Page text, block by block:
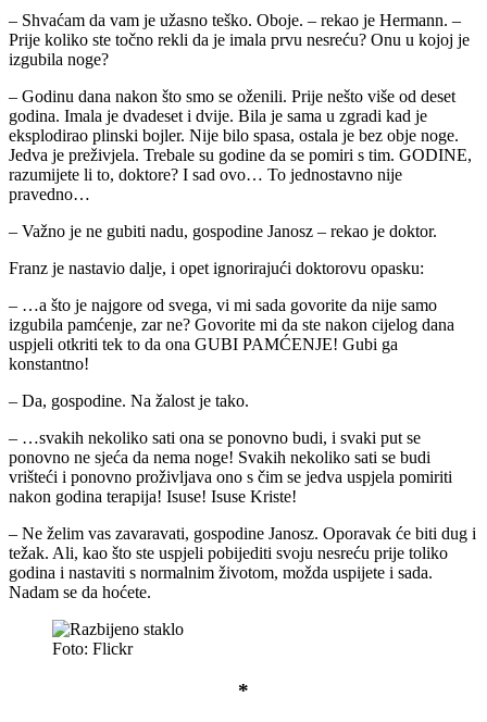
– Shvaćam da vam je užasno teško. Oboje. – rekao je Hermann. –
Prije koliko ste točno rekli da je imala prvu nesreću? Onu u kojoj je
izgubila noge?
– Godinu dana nakon što smo se oženili. Prije nešto više od deset
godina. Imala je dvadeset i dvije. Bila je sama u zgradi kad je
eksplodirao plinski bojler. Nije bilo spasa, ostala je bez obje noge.
Jedva je preživjela. Trebale su godine da se pomiri s tim. GODINE,
razumijete li to, doktore? I sad ovo… To jednostavno nije
pravedno…
– Važno je ne gubiti nadu, gospodine Janosz – rekao je doktor.
Franz je nastavio dalje, i opet ignorirajući doktorovu opasku:
– …a što je najgore od svega, vi mi sada govorite da nije samo
izgubila pamćenje, zar ne? Govorite mi da ste nakon cijelog dana
uspjeli otkriti tek to da ona GUBI PAMĆENJE! Gubi ga
konstantno!
– Da, gospodine. Na žalost je tako.
– …svakih nekoliko sati ona se ponovno budi, i svaki put se
ponovno ne sjeća da nema noge! Svakih nekoliko sati se budi
vrišteći i ponovno proživljava ono s čim se jedva uspjela pomiriti
nakon godina terapija! Isuse! Isuse Kriste!
– Ne želim vas zavaravati, gospodine Janosz. Oporavak će biti dug i
težak. Ali, kao što ste uspjeli pobijediti svoju nesreću prije toliko
godina i nastaviti s normalnim životom, možda uspijete i sada.
Nadam se da hoćete.
Foto: Flickr
*